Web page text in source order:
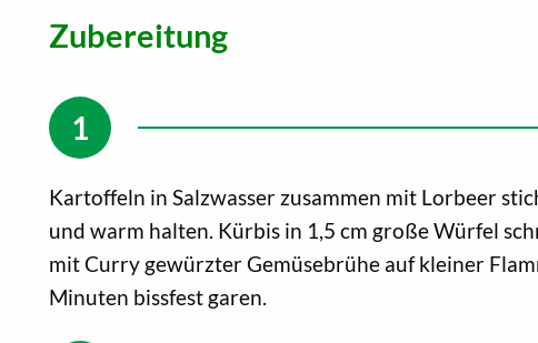
Zubereitung
Kartoffeln in Salzwasser zusammen mit Lorbeer
und warm halten. Kürbis in 1,5 cm große Würfel
mit Curry gewürzter Gemüsebrühe auf kleiner
Minuten bissfest garen.